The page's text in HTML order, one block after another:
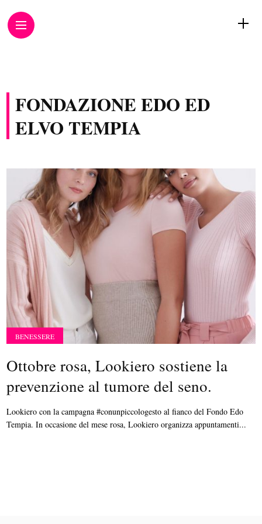
FONDAZIONE EDO ED
ELVO TEMPIA
BENESSERE
Ottobre rosa, Lookiero sostiene la
prevenzione al tumore del seno.
Lookiero con la campagna #conunpiccologesto al fianco del Fondo Edo
Tempia. In occasione del mese rosa, Lookiero organizza appuntamenti...